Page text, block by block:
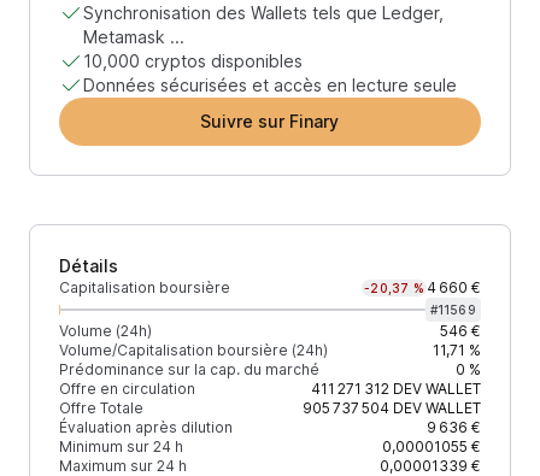
Synchronisation des Wallets tels que Ledger,
Metamask ...
10,000 cryptos disponibles
Données sécurisées et accès en lecture seule
Suivre sur Finary
Détails
Capitalisation boursière -20,37 % 4 660 €
#11569
Volume (24h)
546 €
Volume/Capitalisation boursière (24h)
11,71 %
Prédominance sur la cap. du marché
0 %
Offre en circulation
411 271 312DEV WALLET
Offre Totale
905 737 504DEV WALLET
Évaluation après dilution
9 636 €
Minimum sur 24 h
0,00001055 €
Maximum sur 24 h
0,00001339 €